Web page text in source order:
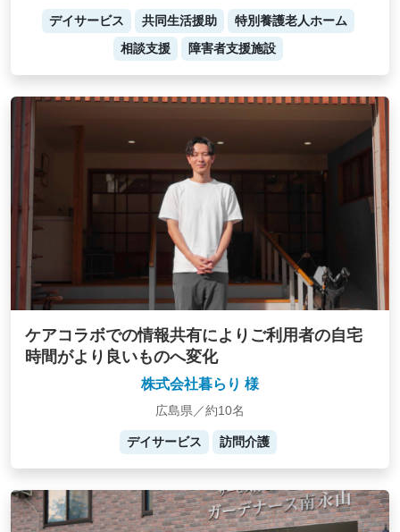
デイサービス 共同生活援助
特別養護老人ホーム
相談支援
障害者支援施設
ケアコラボでの情報共有によりご利用者の自宅
時間がより良いものへ変化
株式会社暮らり 様
広島県／約10名
デイサービス 訪問介護